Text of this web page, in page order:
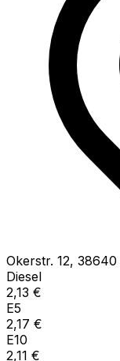
Okerstr. 12, 38640
Diesel
2,13 €
E5
2,17 €
E10
2,11 €